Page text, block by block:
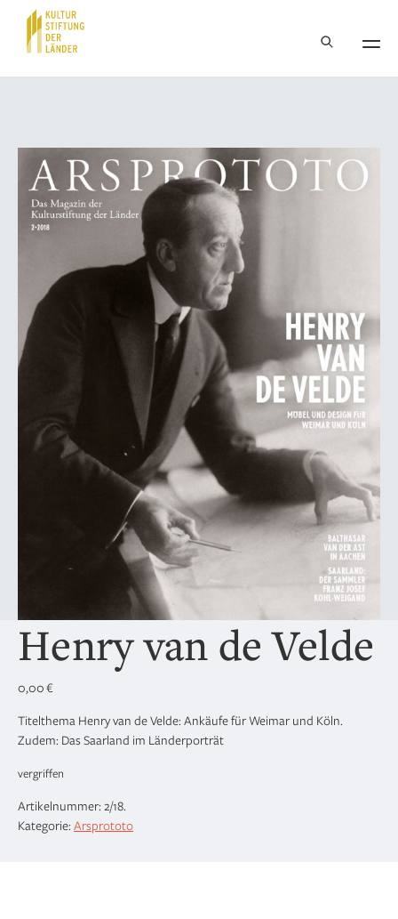
Hauptnavigation
Henry van de Velde
0,00€
Titelthema Henry van de Velde: Ankäufe für Weimar und Köln.
Zudem: Das Saarland im Länderporträt
vergriffen
Artikelnummer: 2/18.
Kategorie: Arsprototo